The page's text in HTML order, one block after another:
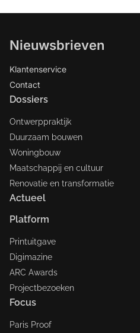
Nieuwsbrieven
Klantenservice
Contact
Dossiers
Ontwerppraktijk
Duurzaam bouwen
Woningbouw
Maatschappij en cultuur
Renovatie en transformatie
Actueel
Platform
Printuitgave
Digimazine
ARC Awards
Projectbezoeken
Focus
Paris Proof